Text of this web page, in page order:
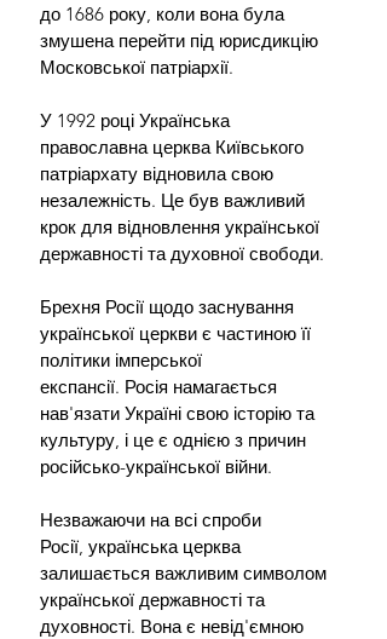
до 1686 року, коли вона була
змушена перейти під юрисдикцію
Московської патріархії.
У 1992 році Українська
православна церква Київського
патріархату відновила свою
незалежність. Це був важливий
крок для відновлення української
державності та духовної свободи.
Брехня Росії щодо заснування
української церкви є частиною її
політики імперської
експансії. Росія намагається
нав'язати Україні свою історію та
культуру, і це є однією з причин
російсько-української війни.
Незважаючи на всі спроби
Росії, українська церква
залишається важливим символом
української державності та
духовності. Вона є невід'ємною